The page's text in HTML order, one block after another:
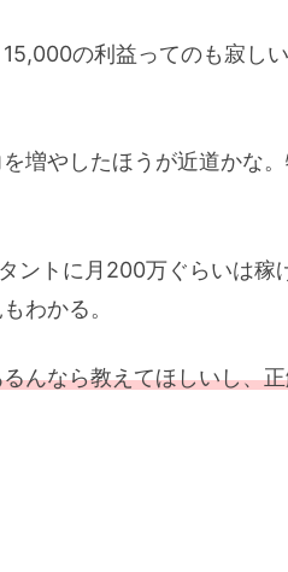
の利益ってのも寂し
増やしたほうが近道かな
ントに月200万ぐらいは稼
わかる。
んなら教えてほしいし、